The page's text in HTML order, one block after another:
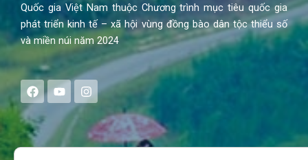
Quốc gia Việt Nam thuộc Chương trình mục tiêu quốc gia
phát triển kinh tế – xã hội vùng đồng bào dân tộc thiểu số
và miền núi năm 2024
F
a
e
b
o
Y
o
t
u
b
I
n
s
a
g
Search